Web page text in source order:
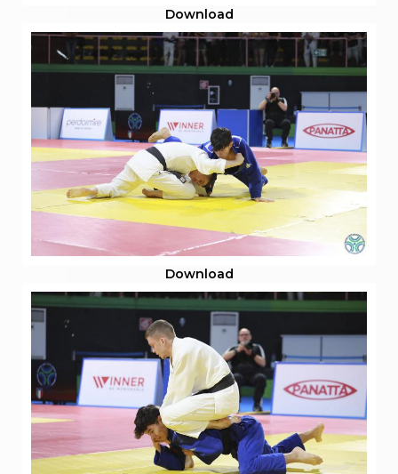
Download
Download